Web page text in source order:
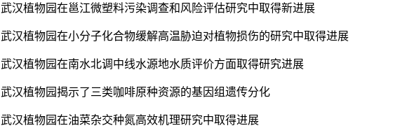
武汉植物园在邕江微塑料污染调查和风险评估研究中取得新进展
武汉植物园在小分子化合物缓解高温胁迫对植物损伤的研究中取得进展
武汉植物园在南水北调中线水源地水质评价方面取得研究进展
武汉植物园揭示了三类咖啡原种资源的基因组遗传分化
武汉植物园在油菜杂交种氮高效机理研究中取得进展